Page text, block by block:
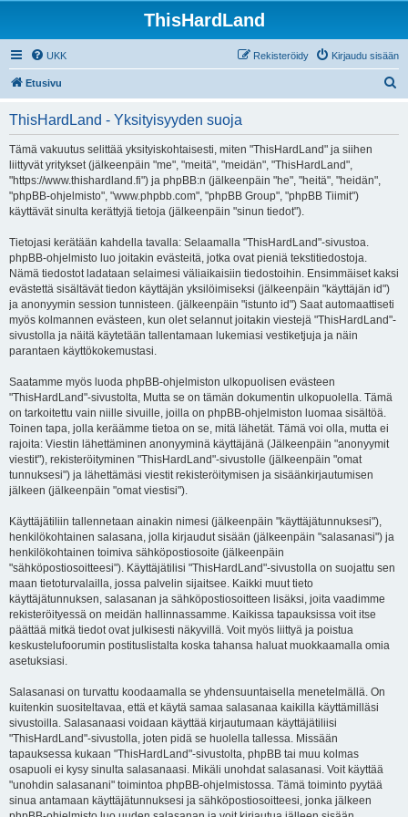
ThisHardLand
UKK Kirjaudu sisään
Rekisteröidy
Etusivu
ThisHardLand - Yksityisyyden suoja
Tämä vakuutus selittää yksityiskohtaisesti, miten "ThisHardLand" ja siihen
liittyvät yritykset (jälkeenpäin "me", "meitä", "meidän", "ThisHardLand",
"https://www.thishardland.fi") ja phpBB:n (jälkeenpäin "he", "heitä", "heidän",
"phpBB-ohjelmisto", "www.phpbb.com", "phpBB Group", "phpBB Tiimit")
käyttävät sinulta kerättyjä tietoja (jälkeenpäin "sinun tiedot").
Tietojasi kerätään kahdella tavalla: Selaamalla "ThisHardLand"-sivustoa.
phpBB-ohjelmisto luo joitakin evästeitä, jotka ovat pieniä tekstitiedostoja.
Nämä tiedostot ladataan selaimesi väliaikaisiin tiedostoihin. Ensimmäiset kaksi
evästettä sisältävät tiedon käyttäjän yksilöimiseksi (jälkeenpäin "käyttäjän id")
ja anonyymin session tunnisteen. (jälkeenpäin "istunto id") Saat automaattiseti
myös kolmannen evästeen, kun olet selannut joitakin viestejä "ThisHardLand"-
sivustolla ja näitä käytetään tallentamaan lukemiasi vestiketjuja ja näin
parantaen käyttökokemustasi.
Saatamme myös luoda phpBB-ohjelmiston ulkopuolisen evästeen
"ThisHardLand"-sivustolta, Mutta se on tämän dokumentin ulkopuolella. Tämä
on tarkoitettu vain niille sivuille, joilla on phpBB-ohjelmiston luomaa sisältöä.
Toinen tapa, jolla keräämme tietoa on se, mitä lähetät. Tämä voi olla, mutta ei
rajoita: Viestin lähettäminen anonyyminä käyttäjänä (Jälkeenpäin "anonyymit
viestit"), rekisteröityminen "ThisHardLand"-sivustolle (jälkeenpäin "omat
tunnuksesi") ja lähettämäsi viestit rekisteröitymisen ja sisäänkirjautumisen
jälkeen (jälkeenpäin "omat viestisi").
Käyttäjätiliin tallennetaan ainakin nimesi (jälkeenpäin "käyttäjätunnuksesi"),
henkilökohtainen salasana, jolla kirjaudut sisään (jälkeenpäin "salasanasi") ja
henkilökohtainen toimiva sähköpostiosoite (jälkeenpäin
"sähköpostiosoitteesi"). Käyttäjätilisi "ThisHardLand"-sivustolla on suojattu sen
maan tietoturvalailla, jossa palvelin sijaitsee. Kaikki muut tieto
käyttäjätunnuksen, salasanan ja sähköpostiosoitteen lisäksi, joita vaadimme
rekisteröityessä on meidän hallinnassamme. Kaikissa tapauksissa voit itse
päättää mitkä tiedot ovat julkisesti näkyvillä. Voit myös liittyä ja poistua
keskustelufoorumin postituslistalta koska tahansa haluat muokkaamalla omia
asetuksiasi.
Salasanasi on turvattu koodaamalla se yhdensuuntaisella menetelmällä. On
kuitenkin suositeltavaa, että et käytä samaa salasanaa kaikilla käyttämilläsi
sivustoilla. Salasanaasi voidaan käyttää kirjautumaan käyttäjätiliisi
"ThisHardLand"-sivustolla, joten pidä se huolella tallessa. Missään
tapauksessa kukaan "ThisHardLand"-sivustolta, phpBB tai muu kolmas
osapuoli ei kysy sinulta salasanaasi. Mikäli unohdat salasanasi. Voit käyttää
"unohdin salasanani" toimintoa phpBB-ohjelmistossa. Tämä toiminto pyytää
sinua antamaan käyttäjätunnuksesi ja sähköpostiosoitteesi, jonka jälkeen